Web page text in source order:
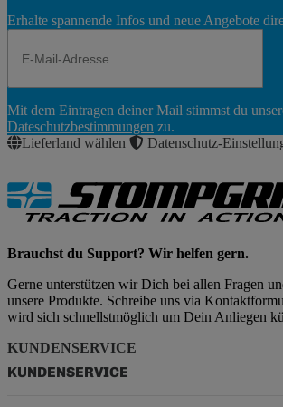
Erhalte spannende Infos und neue Angebote
Abonnieren
Mit dem Eintragen deiner Mail stimmst du
Dateschutzbestimmungen zu.
Lieferland wählen
Datenschutz-
Brauchst du Support? Wir helfen gern.
Gerne unterstützen wir Dich bei allen Fragen
unsere Produkte. Schreibe uns via
wird sich schnellstmöglich um Dein Anliegen
KUNDENSERVICE
KUNDENSERVICE